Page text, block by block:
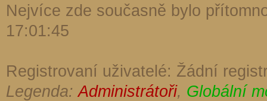
Nejvíce zde současně bylo
17:01:45
Registrovaní uživatelé: Žádní
Legenda:Administrátoři, Globální